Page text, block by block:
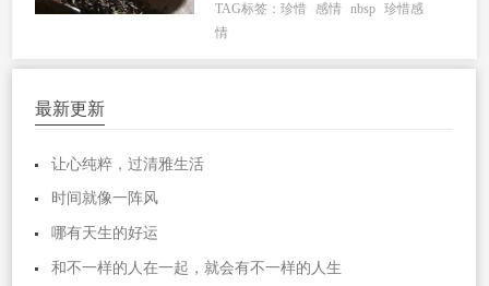
家叫什么，深感自己内心有愧。在一些
时候的一些地方，曾经多次遇到这样的
TAG标签：珍惜 感情 nbsp 珍惜感
情
最新更新
让心纯粹，过清雅生活
时间就像一阵风
哪有天生的好运
和不一样的人在一起，就会有不一样的人生